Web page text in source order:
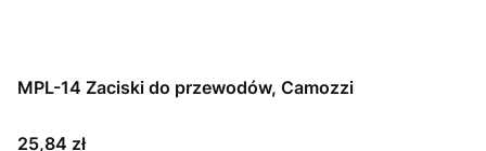
MPL-14 Zaciski do przewodów, Camozzi
Cena
25,84 zł